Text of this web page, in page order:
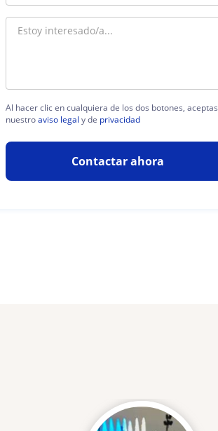
Al hacer clic en cualquiera de los dos botones, aceptas
nuestroaviso legal y de privacidad
Contactar ahora